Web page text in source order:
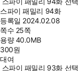
스파이 패밀리 94화
등록일 2024.02.08
쪽수 25쪽
용량40.0MB
300원
대여
스파이 패밀리 93화 선택